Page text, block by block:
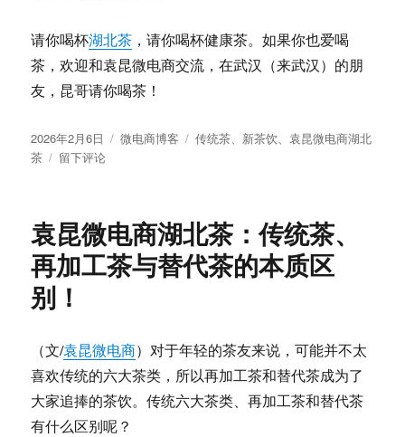
请你喝杯湖北茶 ，请你喝杯健康茶。如果你也爱喝
茶，欢迎和袁昆微电商交流，在武汉（来武汉）的朋
友，昆哥请你喝茶！
发
布
2026年2月6日
分
微电商博客
标
传统茶、 新茶饮、袁昆微电商湖北
茶
于
电
商
湖
北
茶：
边
茶
摊，
烟
火
留下评论
袁昆微电商湖北茶：传统茶、
再加工茶与替代茶的本质区
别！
（文/袁昆微电商）对于年轻的茶友来说，可能并不太
喜欢传统的六大茶类，所以再加工茶和替代茶成为了
大家追捧的茶饮。传统六大茶类、再加工茶和替代茶
有什么区别呢？